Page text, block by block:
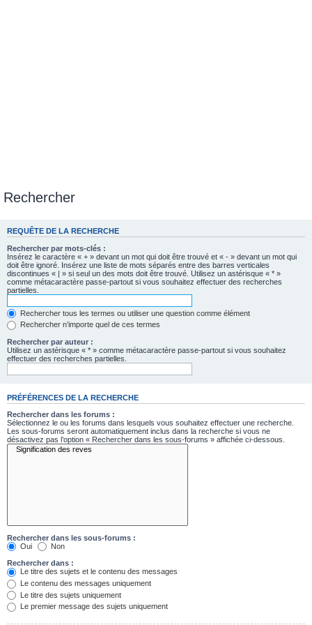
Rechercher
REQUÊTE DE LA RECHERCHE
Rechercher par mots-clés :
Insérez le caractère « + » devant un mot qui doit être trouvé et « - » devant un mot qui
doit être ignoré. Insérez une liste de mots séparés entre des barres verticales
discontinues « | » si seul un des mots doit être trouvé. Utilisez un astérisque « * »
comme métacaractère passe-partout si vous souhaitez effectuer des recherches
partielles.
Rechercher tous les termes ou utiliser une question comme élément
Rechercher n’importe quel de ces termes
Rechercher par auteur :
Utilisez un astérisque « * » comme métacaractère passe-partout si vous souhaitez
effectuer des recherches partielles.
PRÉFÉRENCES DE LA RECHERCHE
Rechercher dans les forums :
Sélectionnez le ou les forums dans lesquels vous souhaitez effectuer une recherche.
Les sous-forums seront automatiquement inclus dans la recherche si vous ne
désactivez pas l’option « Rechercher dans les sous-forums » affichée ci-dessous.
Rechercher dans les sous-forums :
Oui
Non
Rechercher dans :
Le titre des sujets et le contenu des messages
Le contenu des messages uniquement
Le titre des sujets uniquement
Le premier message des sujets uniquement